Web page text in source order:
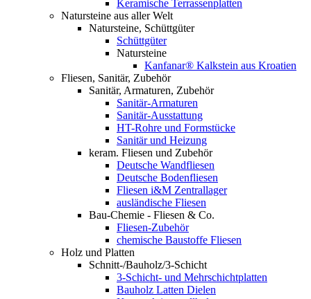
Keramische Terrassenplatten
Natursteine aus aller Welt
Natursteine, Schüttgüter
Schüttgüter
Natursteine
Kanfanar® Kalkstein aus Kroatien
Fliesen, Sanitär, Zubehör
Sanitär, Armaturen, Zubehör
Sanitär-Armaturen
Sanitär-Ausstattung
HT-Rohre und Formstücke
Sanitär und Heizung
keram. Fliesen und Zubehör
Deutsche Wandfliesen
Deutsche Bodenfliesen
Fliesen i&M Zentrallager
ausländische Fliesen
Bau-Chemie - Fliesen & Co.
Fliesen-Zubehör
chemische Baustoffe Fliesen
Holz und Platten
Schnitt-/Bauholz/3-Schicht
3-Schicht- und Mehrschichtplatten
Bauholz Latten Dielen